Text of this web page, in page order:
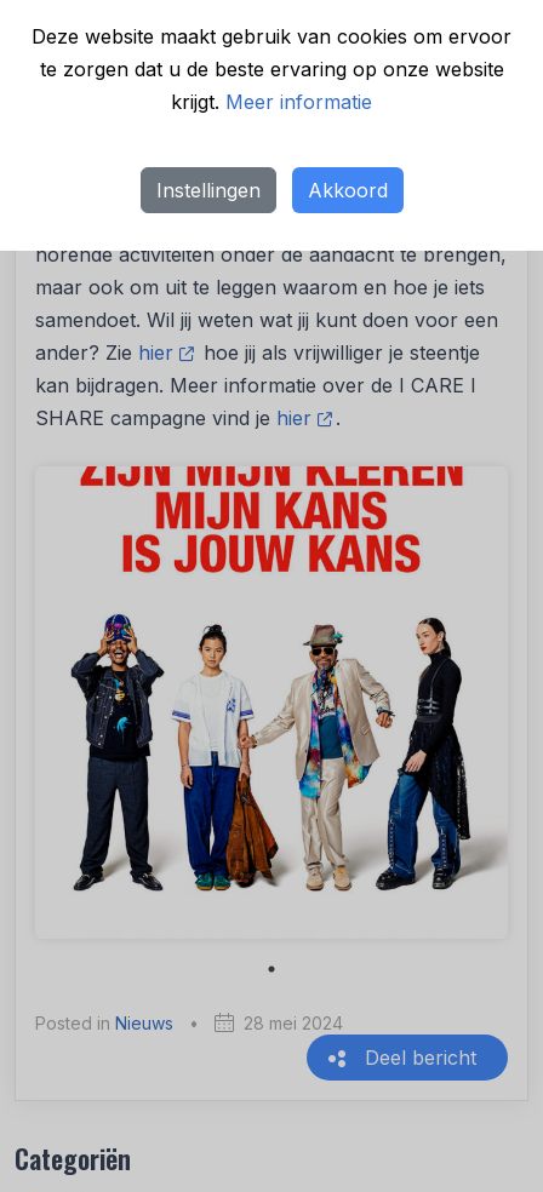
Deze website maakt gebruik van cookies om ervoor
te zorgen dat u de beste ervaring op onze website
krijgt. Meer informatie
Instellingen Akkoord
aandacht brengen in de hoop en de verwachting
dat het mensen inspireert en activeert,” aldus
Harm van Teijlingen.
gaat fungeren om de brede zorg voor mens en
horende activiteiten onder de aandacht te brengen,
maar ook om uit te leggen waarom en hoe je iets
samendoet. Wil jij weten wat jij kunt doen voor een
ander? Zie hier
hoe jij als vrijwilliger je steentje
kan bijdragen. Meer informatie over de I CARE I
SHARE campagne vind je hier .
Posted in Nieuws • 28 mei 2024
Deel bericht
Categoriën